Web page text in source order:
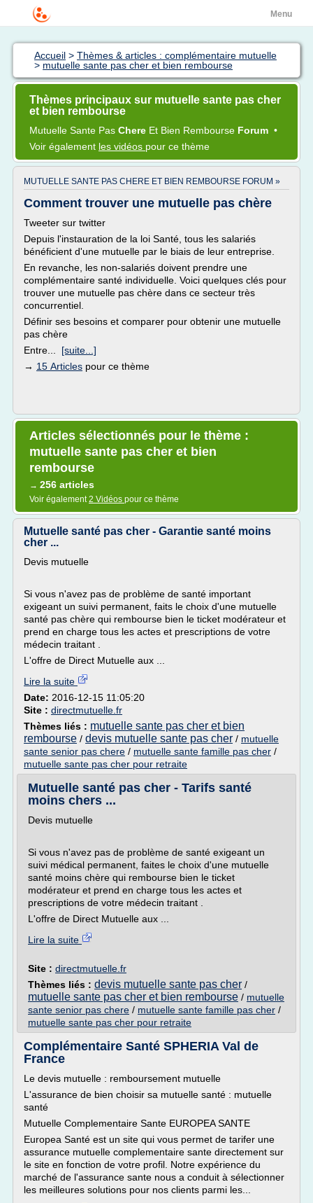
Menu
Accueil > Thèmes & articles : complémentaire mutuelle
> mutuelle sante pas cher et bien rembourse
Thèmes principaux sur mutuelle sante pas cher
et bien rembourse
Mutuelle Sante Pas Chere Et Bien Rembourse Forum •
Voir également les vidéos pour ce thème
MUTUELLE SANTE PAS CHERE ET BIEN REMBOURSE FORUM »
Comment trouver une mutuelle pas chère
Tweeter sur twitter
Depuis l'instauration de la loi Santé, tous les salariés
bénéficient d'une mutuelle par le biais de leur entreprise.
En revanche, les non-salariés doivent prendre une
complémentaire santé individuelle. Voici quelques clés pour
trouver une mutuelle pas chère dans ce secteur très
concurrentiel.
Définir ses besoins et comparer pour obtenir une mutuelle
pas chère
Entre... [suite...]
→ 15 Articles pour ce thème
Articles sélectionnés pour le thème :
mutuelle sante pas cher et bien
rembourse
→ 256 articles
Voir également2 Vidéos pour ce thème
Mutuelle santé pas cher - Garantie santé moins
cher ...
Devis mutuelle
Si vous n'avez pas de problème de santé important
exigeant un suivi permanent, faits le choix d'une mutuelle
santé pas chère qui rembourse bien le ticket modérateur et
prend en charge tous les actes et prescriptions de votre
médecin traitant .
L'offre de Direct Mutuelle aux ...
Lire la suite
Date: 2016-12-15 11:05:20
Site : directmutuelle.fr
Thèmes liés : mutuelle sante pas cher et bien
rembourse / devis mutuelle sante pas cher / mutuelle
sante senior pas chere / mutuelle sante famille pas cher /
mutuelle sante pas cher pour retraite
Mutuelle santé pas cher - Tarifs santé
moins chers ...
Devis mutuelle
Si vous n'avez pas de problème de santé exigeant un
suivi médical permanent, faites le choix d'une mutuelle
santé moins chère qui rembourse bien le ticket
modérateur et prend en charge tous les actes et
prescriptions de votre médecin traitant .
L'offre de Direct Mutuelle aux ...
Lire la suite
Site : directmutuelle.fr
Thèmes liés : devis mutuelle sante pas cher /
mutuelle sante pas cher et bien rembourse / mutuelle
sante senior pas chere / mutuelle sante famille pas cher /
mutuelle sante pas cher pour retraite
Complémentaire Santé SPHERIA Val de
France
Le devis mutuelle : remboursement mutuelle
L'assurance de bien choisir sa mutuelle santé : mutuelle
santé
Mutuelle Complementaire Sante EUROPEA SANTE
Europea Santé est un site qui vous permet de tarifer une
assurance mutuelle complementaire sante directement sur
le site en fonction de votre profil. Notre expérience du
marché de l'assurance sante nous a conduit à sélectionner
les meilleures solutions pour nos clients parmi les...